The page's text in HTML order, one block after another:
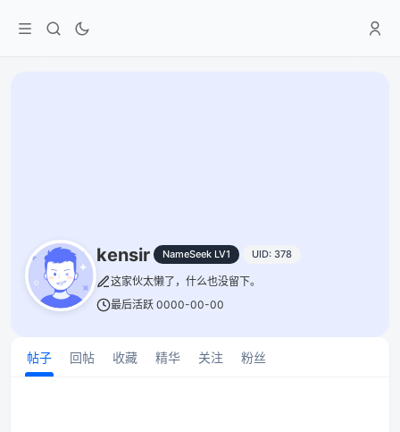
kensir NameSeek LV1 UID: 378
这家伙太懒了，什么也没留下。
最后活跃 0000-00-00
帖子 回帖 收藏 精华 关注 粉丝